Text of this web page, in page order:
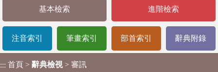
基本檢索 進階檢索
注音索引 筆畫索引 部首索引 辭典附錄
::: 首頁 > 辭典檢視 > 審訊